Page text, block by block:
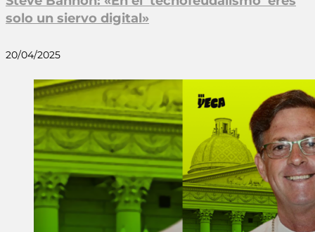
solo un siervo digital»
20/04/2025